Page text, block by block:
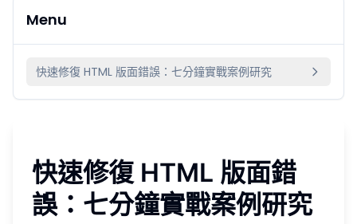
Menu
快速修復 HTML 版面錯誤：七分鐘實戰案例研究
快速修復 HTML 版面錯
誤：七分鐘實戰案例研究